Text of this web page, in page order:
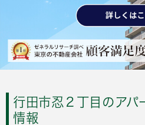
行田市忍２丁目のアパ
情報